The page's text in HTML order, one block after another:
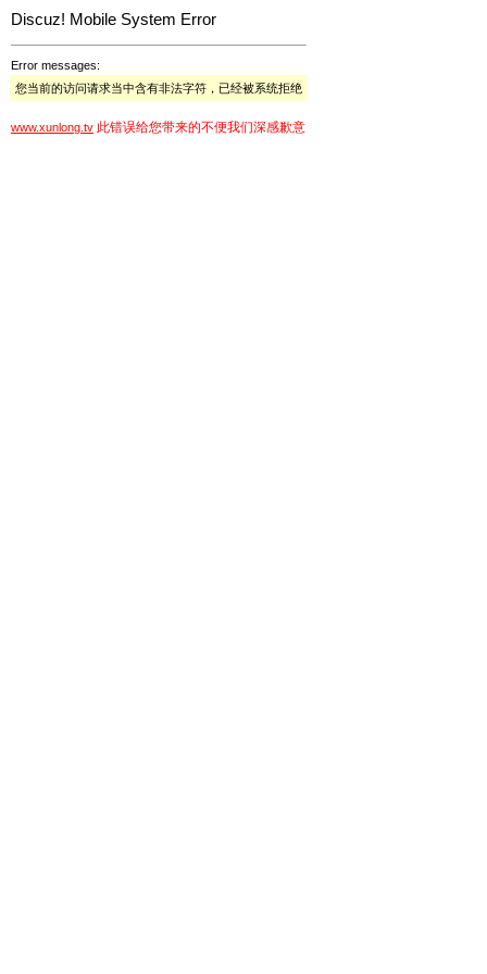
Discuz! Mobile System Error
Error messages:
您当前的访问请求当中含有非法字符，已经被系统拒绝
www.xunlong.tv 此错误给您带来的不便我们深感歉意